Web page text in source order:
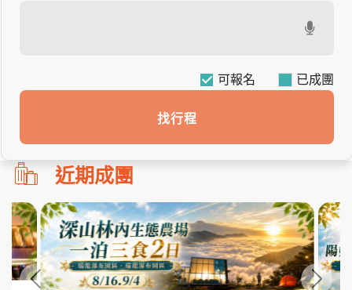
可報名
找行程
刪!!
搜
尋
bar
使
用
近期成團